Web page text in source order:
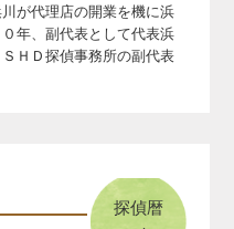
が代理店の開業を機に浜
年、副代表として代表浜
ＨＤ探偵事務所の副代表
探偵暦